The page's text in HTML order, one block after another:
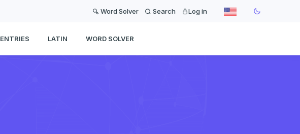
Word Solver Search Log in
ENTRIES LATIN WORD SOLVER